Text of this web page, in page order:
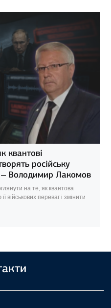
квантові
російську
Володимир Лакомов
на те, як квантова
військових переваг і змінити